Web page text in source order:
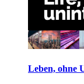
Leben, ohne